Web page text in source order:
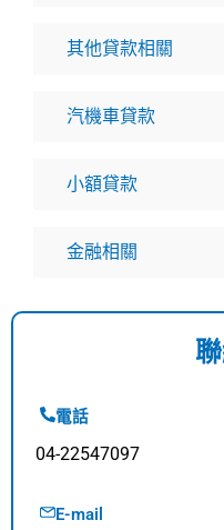
其他貸款相關
汽機車貸款
小額貸款
金融相關
電話
04-22547097
E-mail